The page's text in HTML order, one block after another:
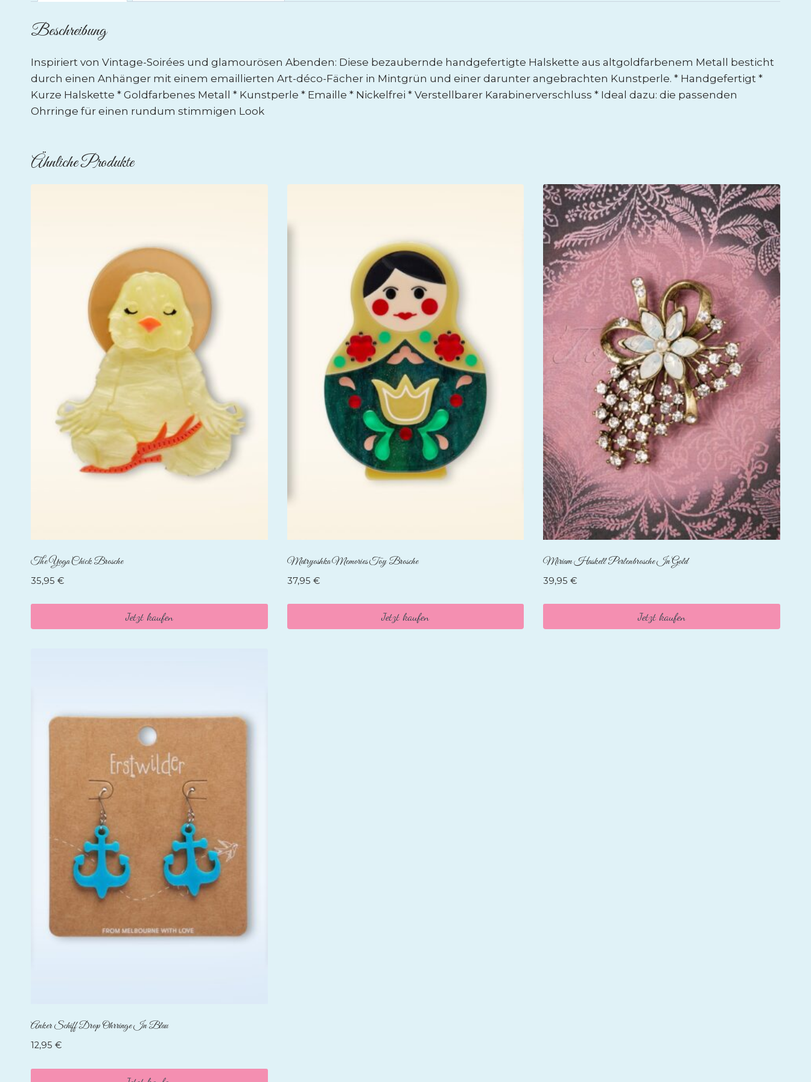
Beschreibung
Inspiriert von Vintage-Soirées und glamourösen Abenden: Diese bezaubernde handgefertigte Halskette aus altgoldfarbenem Metall besticht
durch einen Anhänger mit einem emaillierten Art-déco-Fächer in Mintgrün und einer darunter angebrachten Kunstperle. * Handgefertigt *
Kurze Halskette * Goldfarbenes Metall * Kunstperle * Emaille * Nickelfrei * Verstellbarer Karabinerverschluss * Ideal dazu: die passenden
Ohrringe für einen rundum stimmigen Look
Ähnliche Produkte
The Yoga Chick Brosche
35,95 €
Jetzt kaufen
Matryoshka Memories Toy Brosche
37,95 €
Jetzt kaufen
Miriam Haskell Perlenbrosche In Gold
39,95€
Jetzt kaufen
Anker Schiff Drop Ohrringe In Blau
12,95 €